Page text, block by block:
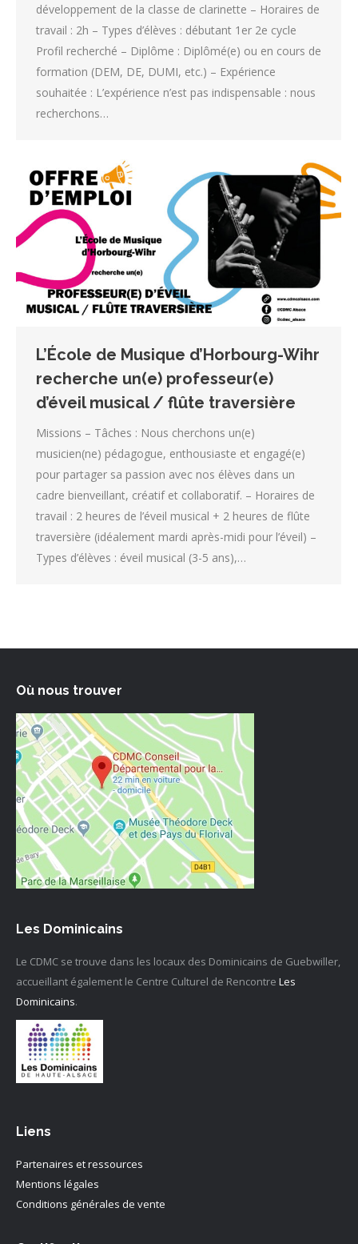
développement de la classe de clarinette – Horaires de
travail : 2h – Types d’élèves : débutant 1er 2e cycle
Profil recherché – Diplôme : Diplômé(e) ou en cours de
formation (DEM, DE, DUMI, etc.) – Expérience
souhaitée : L’expérience n’est pas indispensable : nous
recherchons…
L’École de Musique d’Horbourg-Wihr
recherche un(e) professeur(e)
d’éveil musical / flûte traversière
Missions – Tâches : Nous cherchons un(e)
musicien(ne) pédagogue, enthousiaste et engagé(e)
pour partager sa passion avec nos élèves dans un
cadre bienveillant, créatif et collaboratif. – Horaires de
travail : 2 heures de l’éveil musical + 2 heures de flûte
traversière (idéalement mardi après-midi pour l’éveil) –
Types d’élèves : éveil musical (3-5 ans),…
Où nous trouver
Les Dominicains
Le CDMC se trouve dans les locaux des Dominicains de Guebwiller,
accueillant également le Centre Culturel de Rencontre Les
Dominicains.
Liens
Partenaires et ressources
Mentions légales
Conditions générales de vente